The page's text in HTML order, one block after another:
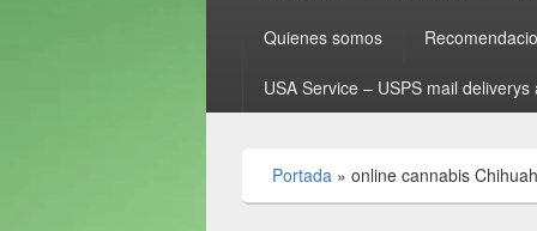
Quienes somos
USA Service – USPS mail
Portada » online cannabis